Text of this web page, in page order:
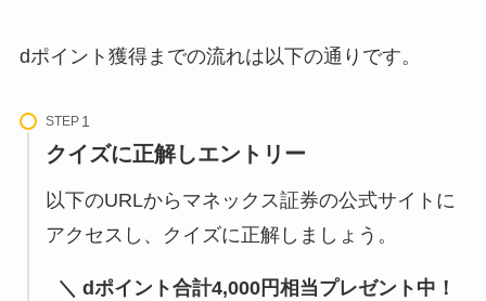
dポイント獲得までの流れは以下の通りです。
STEP
クイズに正解しエントリー
以下のURLからマネックス証券の公式サイトに
アクセスし、クイズに正解しましょう。
＼ dポイント合計4,000円相当プレゼント中！